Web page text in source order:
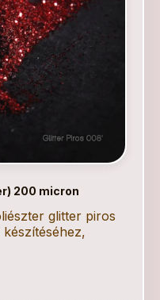
200 micron
glitter piros